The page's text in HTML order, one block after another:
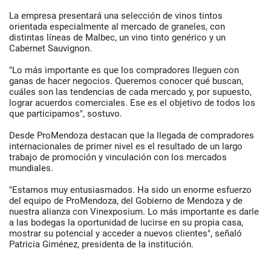
La empresa presentará una selección de vinos tintos
orientada especialmente al mercado de graneles, con
distintas líneas de Malbec, un vino tinto genérico y un
Cabernet Sauvignon.
"Lo más importante es que los compradores lleguen con
ganas de hacer negocios. Queremos conocer qué buscan,
cuáles son las tendencias de cada mercado y, por supuesto,
lograr acuerdos comerciales. Ese es el objetivo de todos los
que participamos", sostuvo.
Desde ProMendoza destacan que la llegada de compradores
internacionales de primer nivel es el resultado de un largo
trabajo de promoción y vinculación con los mercados
mundiales.
"Estamos muy entusiasmados. Ha sido un enorme esfuerzo
del equipo de ProMendoza, del Gobierno de Mendoza y de
nuestra alianza con Vinexposium. Lo más importante es darle
a las bodegas la oportunidad de lucirse en su propia casa,
mostrar su potencial y acceder a nuevos clientes", señaló
Patricia Giménez, presidenta de la institución.